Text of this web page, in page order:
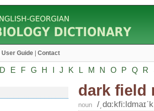
User Guide Contact
D E F G H J K L M N O P Q R
dark field
noun /